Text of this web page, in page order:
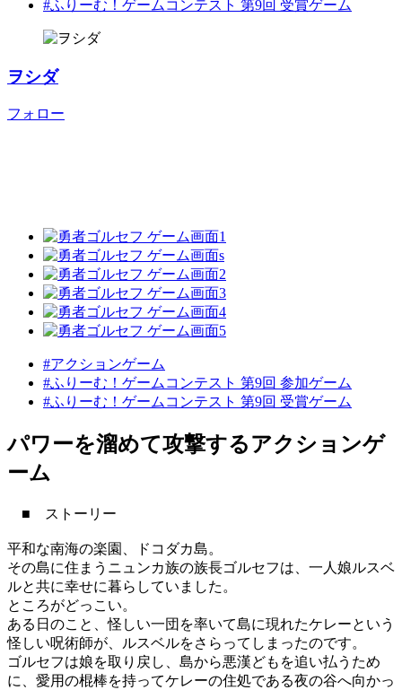
#ふりーむ！ゲームコンテスト 第9回 受賞ゲーム
ヲシダ
フォロー
#アクションゲーム
#ふりーむ！ゲームコンテスト 第9回 参加ゲーム
#ふりーむ！ゲームコンテスト 第9回 受賞ゲーム
パワーを溜めて攻撃するアクションゲ
ーム
■ ストーリー
平和な南海の楽園、ドコダカ島。
その島に住まうニュンカ族の族長ゴルセフは、一人娘ルスベ
ルと共に幸せに暮らしていました。
ところがどっこい。
ある日のこと、怪しい一団を率いて島に現れたケレーという
怪しい呪術師が、ルスベルをさらってしまったのです。
ゴルセフは娘を取り戻し、島から悪漢どもを追い払うため
に、愛用の棍棒を持ってケレーの住処である夜の谷へ向かっ